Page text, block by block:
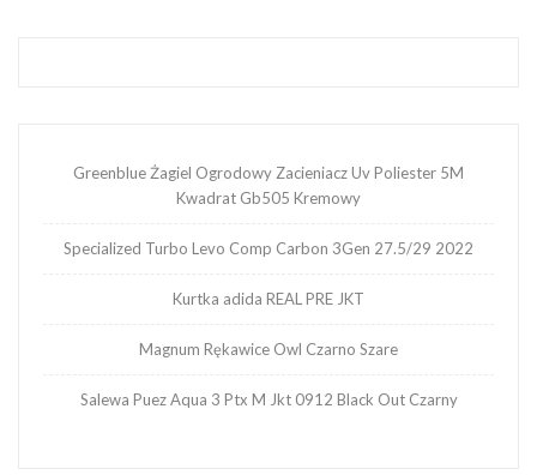
Greenblue Żagiel Ogrodowy Zacieniacz Uv Poliester 5M
Kwadrat Gb505 Kremowy
Specialized Turbo Levo Comp Carbon 3Gen 27.5/29 2022
Kurtka adida REAL PRE JKT
Magnum Rękawice Owl Czarno Szare
Salewa Puez Aqua 3 Ptx M Jkt 0912 Black Out Czarny